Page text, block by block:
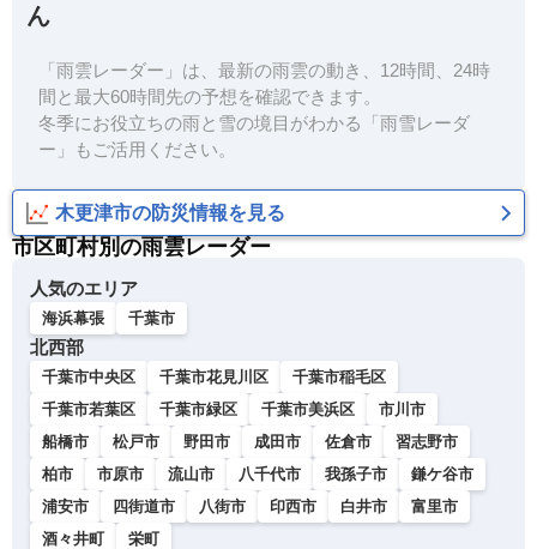
ん
「雨雲レーダー」は、最新の雨雲の動き、12時間、24時
間と最大60時間先の予想を確認できます。
冬季にお役立ちの雨と雪の境目がわかる「雨雪レーダ
ー」もご活用ください。
木更津市の防災情報を見る
市区町村別の雨雲レーダー
人気のエリア
海浜幕張 千葉市
北西部
千葉市中央区 千葉市花見川区
千葉市稲毛区
千葉市若葉区
千葉市緑区 千葉市美浜区
市川市
船橋市
松戸市 野田市 成田市 佐倉市
習志野市
柏市
市原市 流山市 八千代市 我孫子市
鎌ケ谷市
浦安市
四街道市 八街市 印西市 白井市
富里市
酒々井町
栄町